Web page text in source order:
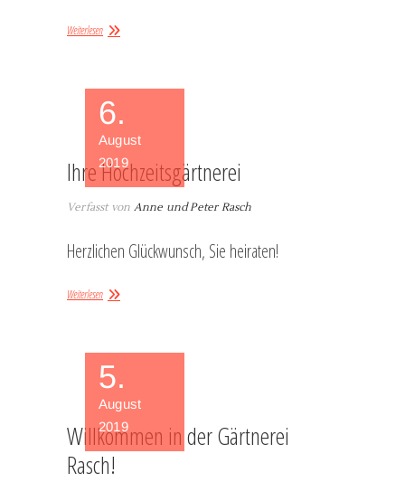
Weiterlesen
6.
August
2019
Ihre Hochzeitsgärtnerei
Verfasst von Anne und Peter Rasch
Herzlichen Glückwunsch, Sie heiraten!
Weiterlesen
5.
August
2019
Willkommen in der Gärtnerei
Rasch!